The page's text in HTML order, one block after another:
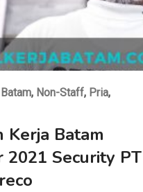
, Non-Staff, Pria,
Kerja Batam
2021 Security PT